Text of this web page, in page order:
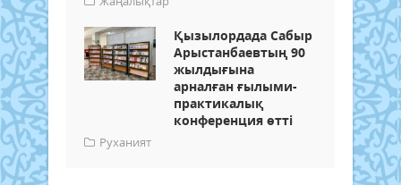
Қызылордада Сабыр
Арыстанбаевтың 90
жылдығына
арналған ғылыми-
практикалық
конференция өтті
Руханият